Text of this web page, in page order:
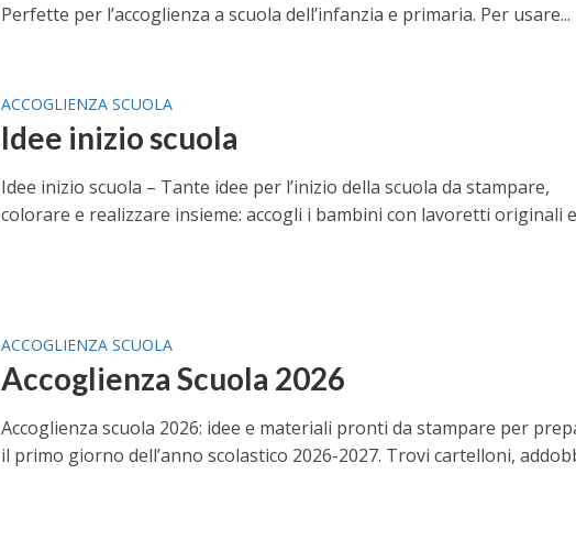
Perfette per l’accoglienza a scuola dell’infanzia e primaria. Per usare...
ACCOGLIENZA SCUOLA
Idee inizio scuola
Idee inizio scuola – Tante idee per l’inizio della scuola da stampare,
colorare e realizzare insieme: accogli i bambini con lavoretti originali
ACCOGLIENZA SCUOLA
Accoglienza Scuola 2026
Accoglienza scuola 2026: idee e materiali pronti da stampare per
il primo giorno dell’anno scolastico 2026-2027. Trovi cartelloni,